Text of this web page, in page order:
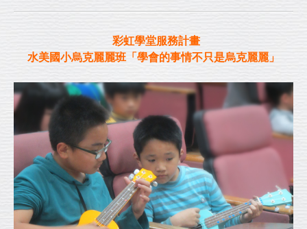
彩虹學堂服務計畫
水美國小烏克麗麗班「學會的事情不只是烏克麗麗」